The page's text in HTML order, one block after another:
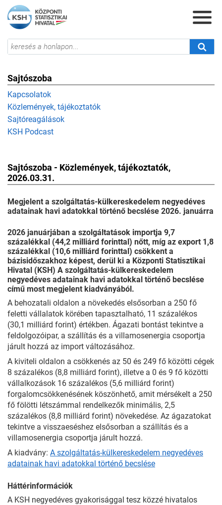
Sajtószoba
Kapcsolatok
Közlemények, tájékoztatók
Sajtóreagálások
KSH Podcast
Sajtószoba - Közlemények, tájékoztatók,
2026.03.31.
Megjelent a szolgáltatás-külkereskedelem negyedéves
adatainak havi adatokkal történő becslése 2026. januárra
2026 januárjában a szolgáltatások importja 9,7
százalékkal (44,2 milliárd forinttal) nőtt, míg az export 1,8
százalékkal (10,6 milliárd forinttal) csökkent a
bázisidőszakhoz képest, derül ki a Központi Statisztikai
Hivatal (KSH) A szolgáltatás-külkereskedelem
negyedéves adatainak havi adatokkal történő becslése
című most megjelent kiadványából.
A behozatali oldalon a növekedés elsősorban a 250 fő
feletti vállalatok körében tapasztalható, 11 százalékos
(30,1 milliárd forint) értékben. Ágazati bontást tekintve a
feldolgozóipar, a szállítás és a villamosenergia csoportja
járult hozzá az import változásához.
A kiviteli oldalon a csökkenés az 50 és 249 fő közötti cégek
8 százalékos (8,8 milliárd forint), illetve a 0 és 9 fő közötti
vállalkozások 16 százalékos (5,6 milliárd forint)
forgalomcsökkenésének köszönhető, amit mérsékelt a 250
fő fölötti létszámmal rendelkezők minimális, 2,5
százalékos (8,8 milliárd forint) növekedése. Az ágazatokat
tekintve a visszaeséshez elsősorban a szállítás és a
villamosenergia csoportja járult hozzá.
A kiadvány: A szolgáltatás-külkereskedelem negyedéves
adatainak havi adatokkal történő becslése
Háttérinformációk
A KSH negyedéves gyakorisággal tesz közzé hivatalos